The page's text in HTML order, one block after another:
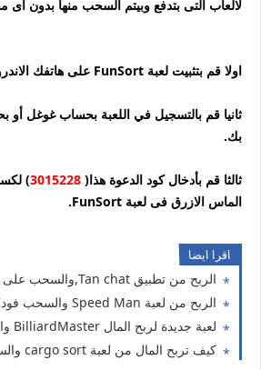
لالعاب التى بتدفع وبيتم السحب منها بدون اى
اولا قم بتثبيت لعبة FunSort على هاتفك الاندرويد
ثانيا قم بالتسجيل في اللعبة بحساب غوغل أو
بك.
ثالثا قم بأدخال كود الدعوة هذا( 3015228
الماس الازرق فى لعبة FunSort.
اقرا ايضا
الربح من تطبيق Tan chat,والسحب على فودافون كاش
الربح من لعبة Speed Man والسحب فودافون كاش,2025.
لعبة جديدة لربح المال BilliardMaster والسحب فودافون كاش
كيف تربح المال من لعبة cargo sort والسحب فودافون كاش، افضل العاب الربح من الانترنت للمبتدئين